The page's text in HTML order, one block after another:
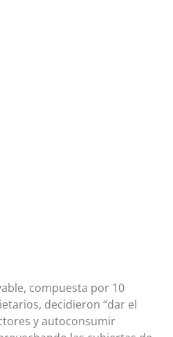
compuesta por 10
decidieron “dar el
y autoconsumir